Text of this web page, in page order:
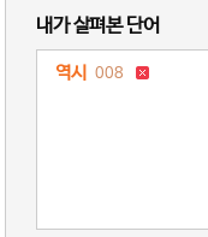
내가 살펴본 단어
역시 008